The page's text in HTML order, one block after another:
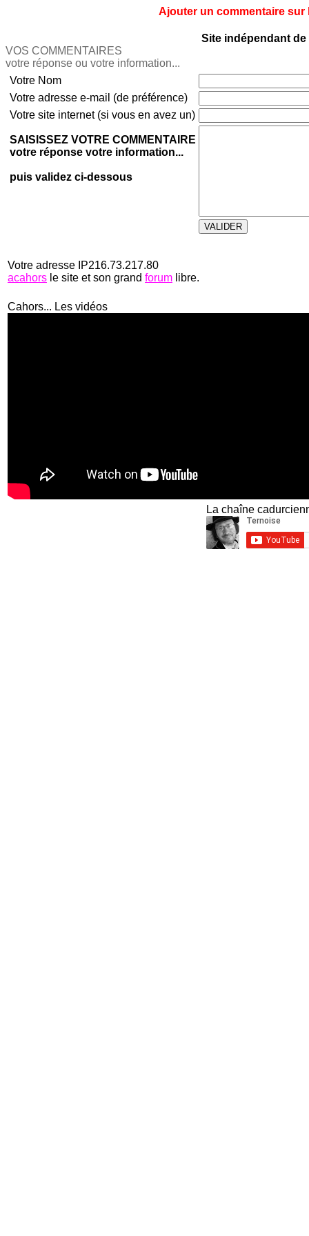
Ajouter un commentaire sur
Site indépendant de
VOS COMMENTAIRES
votre réponse ou votre information...
Votre Nom
Votre adresse e-mail (de préférence)
Votre site internet (si vous en avez un)
SAISISSEZ VOTRE COMMENTAIRE
votre réponse votre information...
puis validez ci-dessous
Votre adresse IP216.73.217.80
acahors le site et son grand forum libre.
Cahors... Les vidéos
La chaîne